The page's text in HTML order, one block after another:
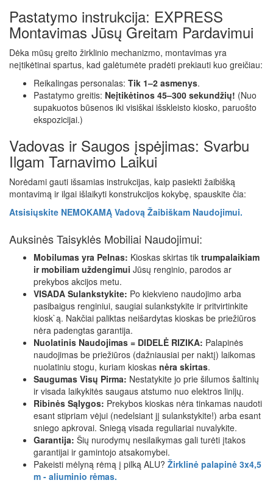
Pastatymo instrukcija: EXPRESS
Montavimas Jūsų Greitam Pardavimui
Dėka mūsų greito žirklinio mechanizmo, montavimas yra
neįtikėtinai spartus, kad galėtumėte pradėti prekiauti kuo greičiau:
Reikalingas personalas: Tik 1–2 asmenys.
Pastatymo greitis: Neįtikėtinos 45–300 sekundžių! (Nuo
supakuotos būsenos iki visiškai išskleisto kiosko, paruošto
ekspozicijai.)
Vadovas ir Saugos įspėjimas: Svarbu
Ilgam Tarnavimo Laikui
Norėdami gauti išsamias instrukcijas, kaip pasiekti žaibišką
montavimą ir ilgai išlaikyti konstrukcijos kokybę, spauskite čia:
Atsisiųskite NEMOKAMĄ Vadovą Žaibiškam Naudojimui.
Auksinės Taisyklės Mobiliai Naudojimui:
Mobilumas yra Pelnas: Kioskas skirtas tik trumpalaikiam
ir mobiliam uždengimui Jūsų renginio, parodos ar
prekybos akcijos metu.
VISADA Sulankstykite: Po kiekvieno naudojimo arba
pasibaigus renginiui, saugiai sulankstykite ir pritvirtinkite
kiosk`ą. Nakčiai paliktas neišardytas kioskas be priežiūros
nėra padengtas garantija.
Nuolatinis Naudojimas = DIDELĖ RIZIKA: Palapinės
naudojimas be priežiūros (dažniausiai per naktį) laikomas
nuolatiniu stogu, kuriam kioskas nėra skirtas.
Saugumas Visų Pirma: Nestatykite jo prie šilumos šaltinių
ir visada laikykitės saugaus atstumo nuo elektros linijų.
Ribinės Sąlygos: Prekybos kioskas nėra tinkamas naudoti
esant stipriam vėjui (nedelsiant jį sulankstykite!) arba esant
sniego apkrovai. Sniegą visada reguliariai nuvalykite.
Garantija: Šių nurodymų nesilaikymas gali turėti įtakos
garantijai ir gamintojo atsakomybei.
Pakeisti mėlyną rėmą į pilką ALU? Žirklinė palapinė 3x4,5
m - aliuminio rėmas.